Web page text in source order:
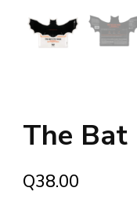
The Bat
Q38.00